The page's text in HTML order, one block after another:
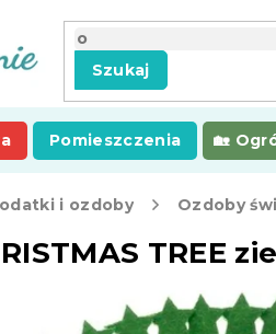
Szukaj
Pomieszczenia
i ozdoby Ozdoby
TREE